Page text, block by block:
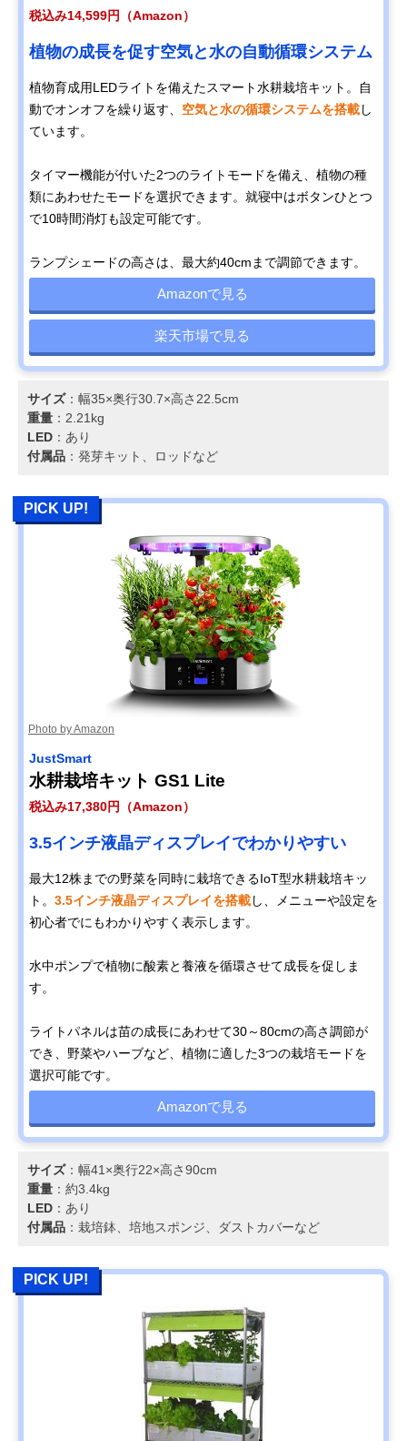
税込み14,599円（Amazon）
植物の成長を促す空気と水の自動循環システム
植物育成用LEDライトを備えたスマート水耕栽培キット。自
動でオンオフを繰り返す、 空気と水の循環システムを搭載し
ています。
タイマー機能が付いた2つのライトモードを備え、植物の種
類にあわせたモードを選択できます。就寝中はボタンひとつ
で10時間消灯も設定可能です。
ランプシェードの高さは、最大約40cmまで調節できます。
Amazonで見る
楽天市場で見る
サイズ：幅35×奥行30.7×高さ22.5cm
重量 ：2.21kg
LED ：あり
付属品 ：発芽キット、ロッドなど
PICK UP!
Photo by Amazon
JustSmart
水耕栽培キット GS1 Lite
税込み17,380円（Amazon）
3.5インチ液晶ディスプレイでわかりやすい
最大12株までの野菜を同時に栽培できるIoT型水耕栽培キッ
ト。 3.5インチ液晶ディスプレイを搭載し、メニューや設定を
初心者でにもわかりやすく表示します。
水中ポンプで植物に酸素と養液を循環させて成長を促しま
す。
ライトパネルは苗の成長にあわせて30～80cmの高さ調節が
でき、野菜やハーブなど、植物に適した3つの栽培モードを
選択可能です。
Amazonで見る
サイズ：幅41×奥行22×高さ90cm
重量 ：約3.4kg
LED ：あり
付属品 ：栽培鉢、培地スポンジ、ダストカバーなど
PICK UP!